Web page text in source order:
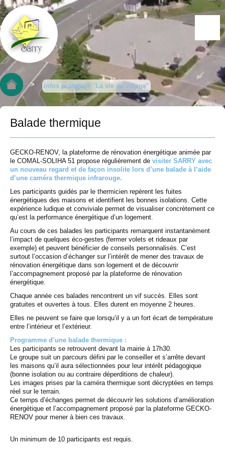
> infos pratiques "La vie au village"
Balade thermique
GECKO-RENOV, la plateforme de rénovation énergétique animée par
le COMAL-SOLIHA 51 propose régulièrement de visiter SARRY avec
un nouveau regard et de façon insolite lors d’une balade à l’aide
d’une caméra thermique infrarouge.
Les participants guidés par le thermicien repèrent les fuites
énergétiques des maisons et identifient les bonnes isolations. Cette
expérience ludique et conviviale permet de visualiser concrètement ce
qu’est la performance énergétique d’un logement.
Au cours de ces balades les participants remarquent instantanément
l’impact de quelques éco-gestes (fermer volets et rideaux par
exemple) et peuvent bénéficier de conseils personnalisés. C’est
surtout l’occasion d’échanger sur l’intérêt de mener des travaux de
rénovation énergétique dans son logement et de découvrir
l’accompagnement proposé par la plateforme de rénovation
énergétique.
Chaque année ces balades rencontrent un vif succès. Elles sont
gratuites et ouvertes à tous. Elles durent en moyenne 2 heures.
Elles ne peuvent se faire que lorsqu’il y a un fort écart de température
entre l’intérieur et l’extérieur.
Programme d’une balade thermique :
Les participants se retrouvent devant la mairie à 17h30.
Le groupe suit un parcours défini par le conseiller et s’arrête devant
les maisons qu’il aura sélectionnées pour leur intérêt pédagogique
(bonne isolation ou au contraire déperditions de chaleur).
Les images prises par la caméra thermique sont décryptées en temps
réel sur le terrain.
Ce temps d’échanges permet de découvrir les solutions d’amélioration
énergétique et l’accompagnement proposé par la plateforme GECKO-
RENOV pour mener à bien ces travaux.
Un minimum de 10 participants est requis.